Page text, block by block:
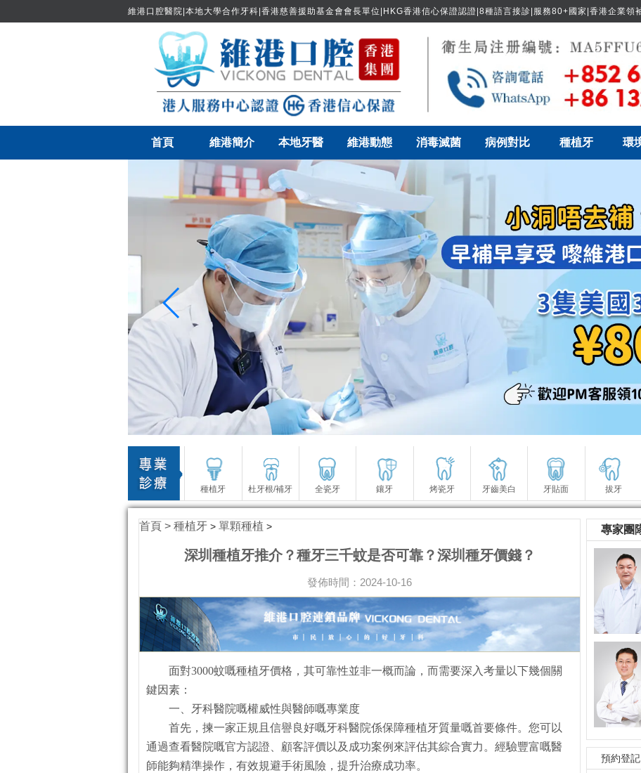
維港口腔醫院|本地大學合作牙科|香港慈善援助基金會會長單位|HKG香港信心保證認證|8種語言接診|服務80+國家|香港企業領
首頁 維港簡介 本地牙醫 維港動態 消毒滅菌 病例對比 種植牙 環
種植牙 杜牙根/補牙 全瓷牙 鑲牙 烤瓷牙 牙齒美白 牙貼面 拔牙
首頁 > 種植牙 > 單顆種植 >
深圳種植牙推介？種牙三千蚊是否可靠？深圳種牙價錢？
發佈時間：2024-10-16
面對3000蚊嘅種植牙價格，其可靠性並非一概而論，而需要深入考量以下幾個關
鍵因素：
一、牙科醫院嘅權威性與醫師嘅專業度
首先，揀一家正規且信譽良好嘅牙科醫院係保障種植牙質量嘅首要條件。您可以
通過查看醫院嘅官方認證、顧客評價以及成功案例來評估其綜合實力。經驗豐富嘅醫
師能夠精準操作，有效規避手術風險，提升治療成功率。
專家團
預約登記